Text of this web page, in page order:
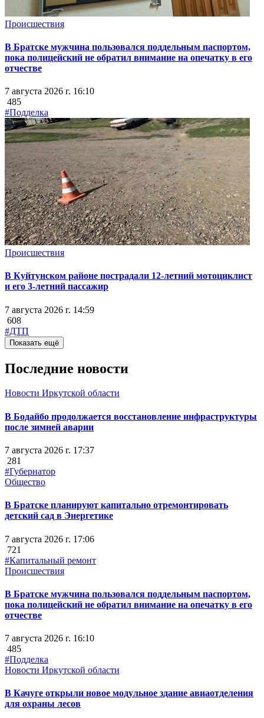
Происшествия
В Братске мужчина пользовался поддельным паспортом,
пока полицейский не обратил внимание на опечатку в его
отчестве
7 августа 2026 г. 16:10
485
#Подделка
Происшествия
В Куйтунском районе пострадали 12-летний мотоциклист
и его 3-летний пассажир
7 августа 2026 г. 14:59
608
#ДТП
Показать ещё
Последние новости
Новости Иркутской области
В Бодайбо продолжается восстановление инфраструктуры
после зимней аварии
7 августа 2026 г. 17:37
281
#Губернатор
Общество
В Братске планируют капитально отремонтировать
детский сад в Энергетике
7 августа 2026 г. 17:06
721
#Капитальный ремонт
Происшествия
В Братске мужчина пользовался поддельным паспортом,
пока полицейский не обратил внимание на опечатку в его
отчестве
7 августа 2026 г. 16:10
485
#Подделка
Новости Иркутской области
В Качуге открыли новое модульное здание авиаотделения
для охраны лесов